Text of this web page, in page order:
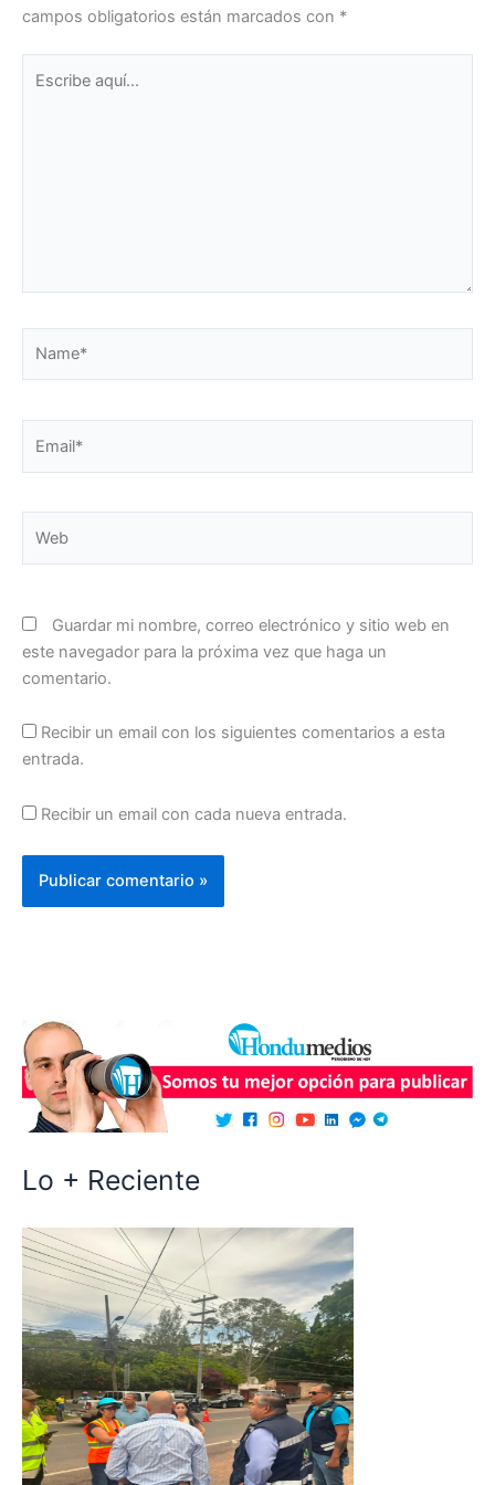
campos obligatorios están marcados con *
aquí...
Guardar mi nombre, correo electrónico y sitio web en
este navegador para la próxima vez que haga un
comentario.
Recibir un email con los siguientes comentarios a esta
entrada.
Recibir un email con cada nueva entrada.
Lo + Reciente